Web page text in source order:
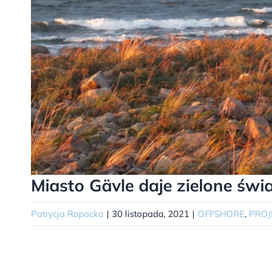
Miasto Gävle daje zielone
Patrycja Rapacka | 30 listopada, 2021 | OFFSHORE,